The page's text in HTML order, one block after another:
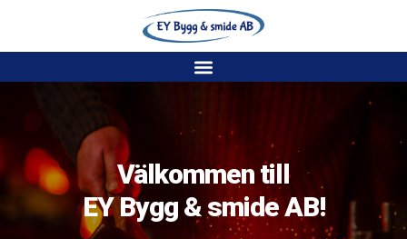
Välkommen till
EY Bygg & smide AB!